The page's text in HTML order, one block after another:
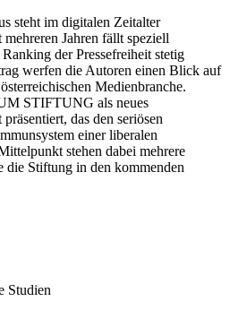
steht im digitalen Zeitalter
Jahren fällt speziell
der Pressefreiheit stetig
werfen die Autoren einen Blick auf
Medienbranche.
STIFTUNG als neues
das den seriösen
einer liberalen
stehen dabei mehrere
Stiftung in den kommenden
Studien